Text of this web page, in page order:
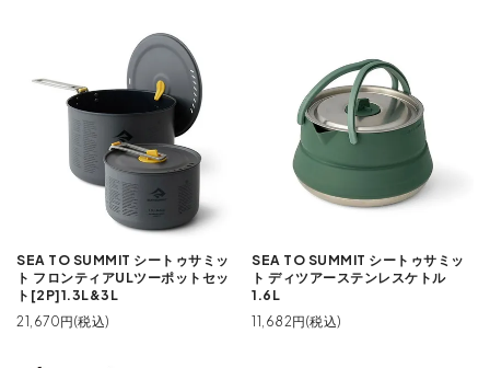
SEA TO SUMMIT シートゥサミッ
ト フロンティアULツーポットセッ
ト[2P]1.3L&3L
21,670円(税込)
SEA TO SUMMIT シートゥサミッ
ト ディツアーステンレスケトル
1.6L
11,682円(税込)